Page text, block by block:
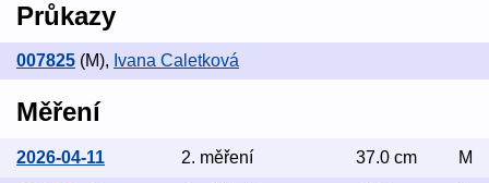
Průkazy
007825 (M), Ivana Caletková
Měření
2026-04-11 2. měření 37.0 cm M